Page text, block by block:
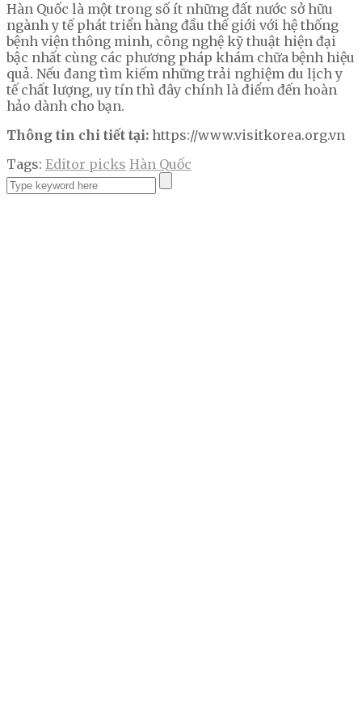
Hàn Quốc là một trong số ít những đất nước sở hữu
ngành y tế phát triển hàng đầu thế giới với hệ thống
bệnh viện thông minh, công nghệ kỹ thuật hiện đại
bậc nhất cùng các phương pháp khám chữa bệnh hiệu
quả. Nếu đang tìm kiếm những trải nghiệm du lịch y
tế chất lượng, uy tín thì đây chính là điểm đến hoàn
hảo dành cho bạn.
Thông tin chi tiết tại: https://www.visitkorea.org.vn
Tags: Editor picks Hàn Quốc